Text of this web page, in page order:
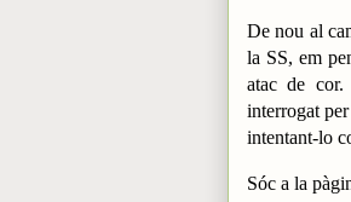
De nou al
la SS, em
atac de cor.
interrogat
intentant-lo
Sóc a la